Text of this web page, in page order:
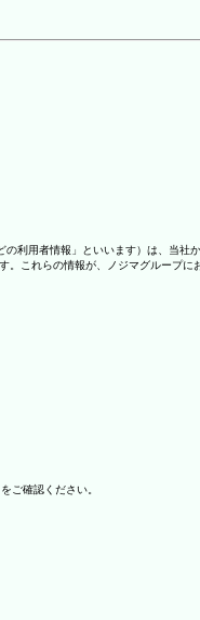
利用者情報」といいます）は、当社
これらの情報が、ノジマグループに
ご確認ください。